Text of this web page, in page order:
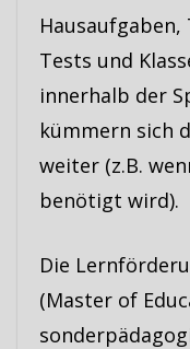
Tests und
innerhalb der
kümmern sich
weiter (z.B.
benötigt wird).
Die
(Master of